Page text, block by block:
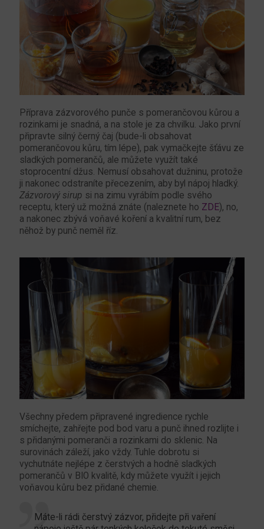
Příprava zázvorového punče s pomerančovou kůrou a
rozinkami je snadná, a na stole je za chvilku. Jako první
připravte silný černý čaj (bude-li obsahovat
pomerančovou kůru, tím lépe), pak vymačkejte šťávu ze
sladkých pomerančů, ale můžete využít také
stoprocentní džus. Nemusí obsahovat dužninu, protože
ji nakonec odstraníte přecezením, aby byl nápoj hladký.
Zázvorový sirup si na zimu vyrábím podle svého
receptu, který už možná znáte (naleznete ho ZDE), no,
a nakonec zbývá voňavé koření a kvalitní rum, bez
něhož by punč neměl říz.
Všechny předem připravené ingredience rychle
smíchejte, zahřejte pod bod varu a punč ihned rozlijte i
s přidanými pomeranči a rozinkami do sklenic. Na
surovinách záleží, jako vždy. Tuhle dobrotu si
vychutnáte nejlépe z čerstvých a hodně sladkých
pomerančů v BIO kvalitě, kdy můžete využít i jejich
voňavou kůru bez přidané chemie.
Máte-li rádi čerstvý zázvor, přidejte při vaření